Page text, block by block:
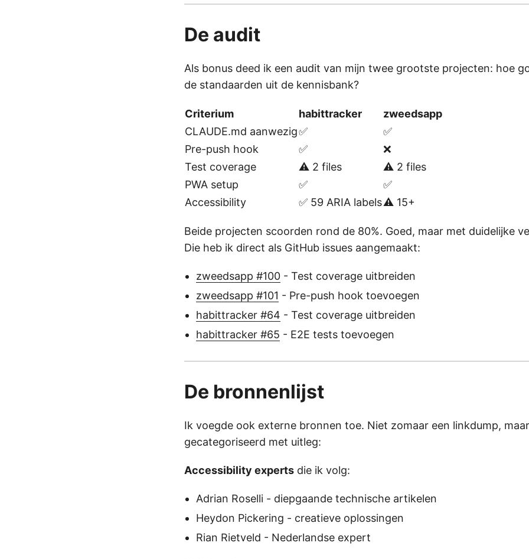
De audit
Als bonus deed ik een audit van mijn twee grootste projecten: hoe
de standaarden uit de kennisbank?
Criterium habittracker
zweedsapp
CLAUDE.md aanwezig✅
✅
Pre-push hook
✅
❌
Test coverage
⚠️ 2 files
⚠️ 2 files
PWA setup
✅
✅
Accessibility
✅ 59 ARIA labels⚠️ 15+
Beide projecten scoorden rond de 80%. Goed, maar met duidelijke
Die heb ik direct als GitHub issues aangemaakt:
zweedsapp #100 - Test coverage uitbreiden
zweedsapp #101 - Pre-push hook toevoegen
habittracker #64 - Test coverage uitbreiden
habittracker #65 - E2E tests toevoegen
De bronnenlijst
Ik voegde ook externe bronnen toe. Niet zomaar een linkdump, maar
gecategoriseerd met uitleg:
Accessibility experts die ik volg:
Adrian Roselli - diepgaande technische artikelen
Heydon Pickering - creatieve oplossingen
Rian Rietveld - Nederlandse expert